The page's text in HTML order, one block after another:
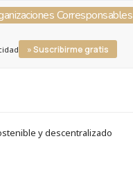
Corresponsables
» Suscribirme gratis
y descentralizado